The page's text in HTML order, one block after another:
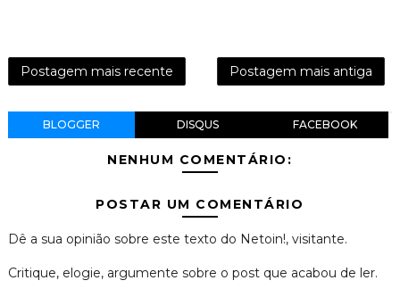
Postagem mais recente Postagem mais antiga
BLOGGER DISQUS FACEBOOK
NENHUM COMENTÁRIO:
POSTAR UM COMENTÁRIO
Dê a sua opinião sobre este texto do Netoin!, visitante.
Critique, elogie, argumente sobre o post que acabou de ler.